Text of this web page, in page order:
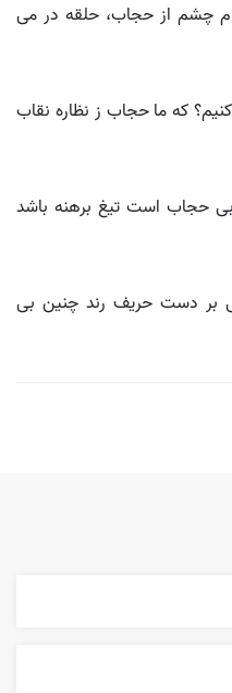
چشم از حجاب، حلقه در می
که ما حجاب ز نظاره نقاب
حجاب است تیغ برهنه باشد
دست حریف رند چنین بی